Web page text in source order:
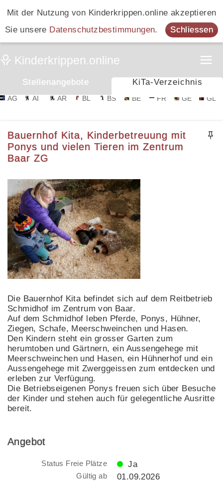
Mit der Nutzung von Kinderkrippen.online akzeptieren
Sie unsere Datenschutzbestimmungen. Schliessen
Stellenangebote KiTa-Verzeichnis
AG AI AR BL BS BE FR GE GL
Bauernhof Kita, Kinderbetreuung mit
Ponys und vielen Tieren im Zentrum
Baar ZG
Die Bauernhof Kita befindet sich auf dem Reitbetrieb
Schmidhof im Zentrum von Baar.
Auf dem Schmidhof leben Pferde, Ponys, Hühner,
Ziegen, Schafe, Meerschweinchen und Hasen.
Den Kindern steht ein grosser Garten zum
herumtoben und Gärtnern, ein Aussengehege mit
Meerschweinchen und Hasen, ein Hühnerhof und ein
Aussengehege mit Zwerggeissen zum entdecken und
erleben zur Verfügung.
Die Betriebseigenen Ponys freuen sich über Besuche
der Kinder und stehen auch für gelegentliche Ausritte
bereit.
Angebot
Status Freie Plätze Ja
Gültig ab 01.09.2026